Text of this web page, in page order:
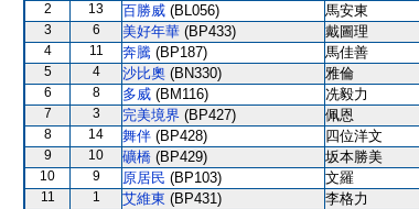
2
13 百勝威 (BL056) 馬安東
3
6 美好年華 (BP433) 戴圖理
4
11 奔騰 (BP187) 馬佳善
5
4 沙比奧 (BN330) 雅倫
6
8 多威 (BM116) 冼毅力
7
3 完美境界 (BP427) 佩恩
8
14 舞伴 (BP428) 四位洋文
9
10 礦橋 (BP429) 坂本勝美
10
9 原居民 (BP103) 文羅
11
1 艾維東 (BP431) 李格力